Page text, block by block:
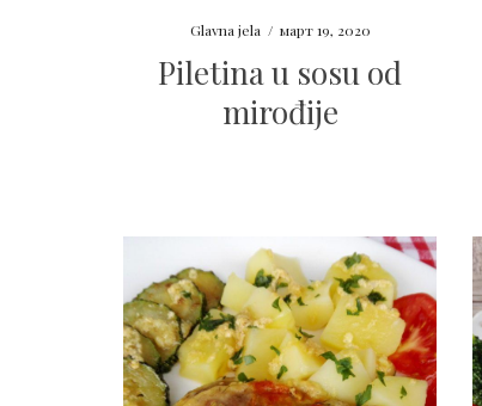
Glavna jela / март 19, 2020
Piletina u sosu od
mirođije